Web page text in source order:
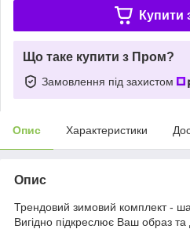
Купити
Що таке купити з Пром?
Замовлення під захистом
Опис Характеристики
Опис
Трендовий зимовий комплект -
Вигідно підкреслює Ваш образ та